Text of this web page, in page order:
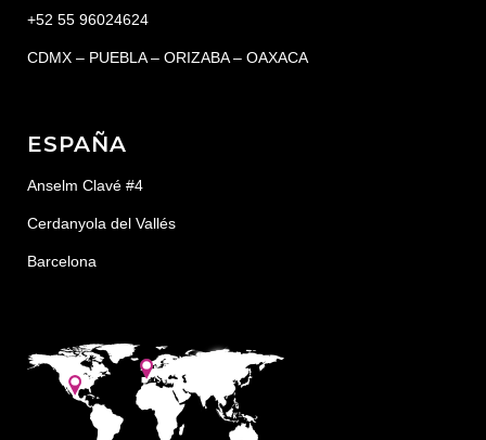
+52 55 96024624
CDMX – PUEBLA – ORIZABA – OAXACA
ESPAÑA
Anselm Clavé #4
Cerdanyola del Vallés
Barcelona